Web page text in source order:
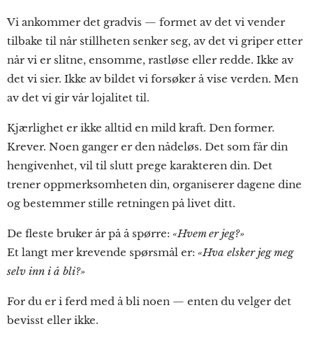
Vi ankommer det gradvis — formet av det vi vender
tilbake til når stillheten senker seg, av det vi griper etter
når vi er slitne, ensomme, rastløse eller redde. Ikke av
det vi sier. Ikke av bildet vi forsøker å vise verden. Men
av det vi gir vår lojalitet til.
Kjærlighet er ikke alltid en mild kraft. Den former.
Krever. Noen ganger er den nådeløs. Det som får din
hengivenhet, vil til slutt prege karakteren din. Det
trener oppmerksomheten din, organiserer dagene dine
og bestemmer stille retningen på livet ditt.
De fleste bruker år på å spørre: «Hvem er jeg?»
Et langt mer krevende spørsmål er: «Hva elsker jeg meg
selv inn i å bli?»
For du er i ferd med å bli noen — enten du velger det
bevisst eller ikke.